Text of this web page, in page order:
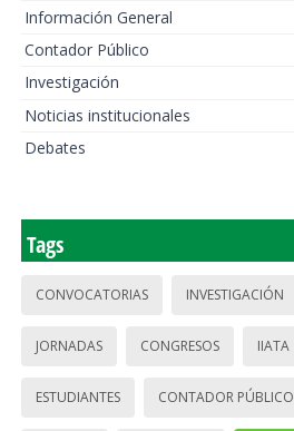
Información General
Contador Público
Investigación
Noticias institucionales
Debates
Tags
CONVOCATORIAS INVESTIGACIÓN
JORNADAS CONGRESOS IIATA
ESTUDIANTES CONTADOR PÚBLICO